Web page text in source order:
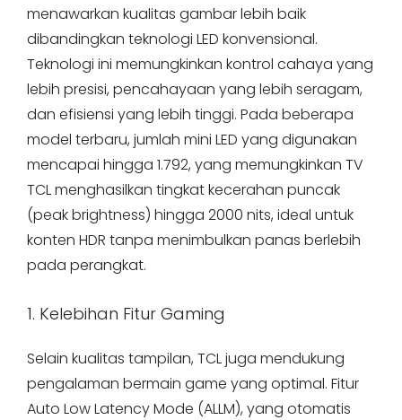
menawarkan kualitas gambar lebih baik
dibandingkan teknologi LED konvensional.
Teknologi ini memungkinkan kontrol cahaya yang
lebih presisi, pencahayaan yang lebih seragam,
dan efisiensi yang lebih tinggi. Pada beberapa
model terbaru, jumlah mini LED yang digunakan
mencapai hingga 1.792, yang memungkinkan TV
TCL menghasilkan tingkat kecerahan puncak
(peak brightness) hingga 2000 nits, ideal untuk
konten HDR tanpa menimbulkan panas berlebih
pada perangkat.
1. Kelebihan Fitur Gaming
Selain kualitas tampilan, TCL juga mendukung
pengalaman bermain game yang optimal. Fitur
Auto Low Latency Mode (ALLM), yang otomatis